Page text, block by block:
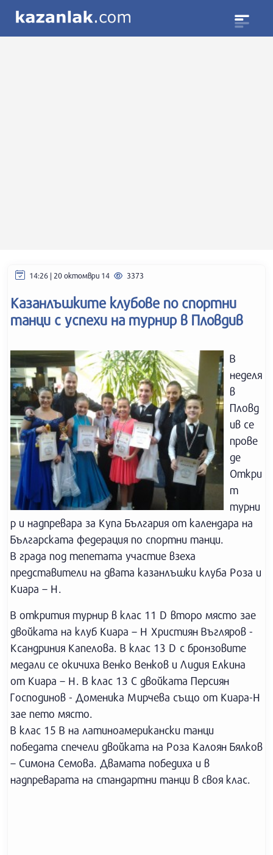
14:26 | 20 октомври 14 3373
Казанлъшките клубове по спортни
танци с успехи на турнир в Пловдив
В
неделя
в
Пловд
ив се
прове
де
Откри
т
турни
р и надпревара за Купа България от календара на
Българската федерация по спортни танци.
В града под тепетата участие взеха
представители на двата казанлъшки клуба Роза и
Киара – Н.
В открития турнир в клас 11 D второ място зае
двойката на клуб Киара – Н Християн Въгляров -
Ксандриния Капелова. В клас 13 D с бронзовите
медали се окичиха Венко Венков и Лидия Елкина
от Киара – Н. В клас 13 С двойката Персиян
Господинов - Доменика Мирчева също от Киара-Н
зае пето място.
В клас 15 В на латиноамерикански танци
победата спечели двойката на Роза Калоян Бялков
– Симона Семова. Двамата победиха и в
надпреварата на стандартни танци в своя клас.